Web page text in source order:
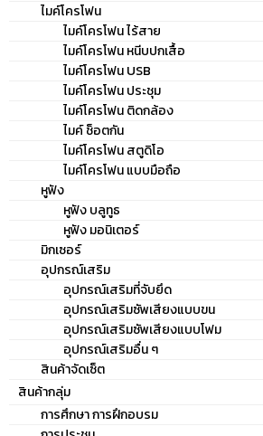
ไมค์โครโฟน
ไมค์โครโฟน ไร้สาย
ไมค์โครโฟน หนีบปกเสื้อ
ไมค์โครโฟน USB
ไมค์โครโฟน ประชุม
ไมค์โครโฟน ติดกล้อง
ไมค์ ช็อตกัน
ไมค์โครโฟน สตูดิโอ
ไมค์โครโฟน แบบมือถือ
หูฟัง
หูฟัง บลูทูธ
หูฟัง มอนิเตอร์
มิกเซอร์
อุปกรณ์เสริม
อุปกรณ์เสริมที่จับยึด
อุปกรณ์เสริมซัพเสียงแบบขน
อุปกรณ์เสริมซัพเสียงแบบโฟม
อุปกรณ์เสริมอื่น ๆ
สินค้าจัดเซ็ต
สินค้ากลุ่ม
การศึกษา การฝึกอบรม